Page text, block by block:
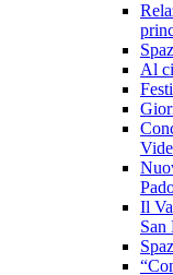
Al
Il
San